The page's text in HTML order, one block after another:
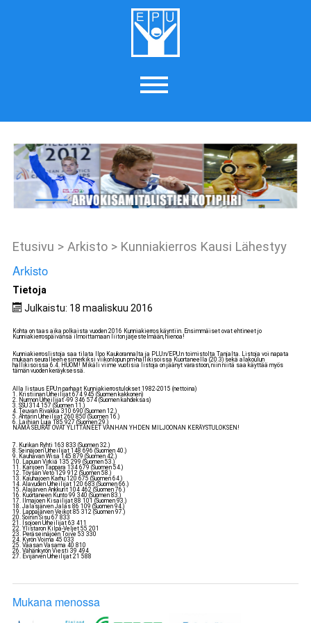
Etusivu > Arkisto > Kunniakierros Kausi Lähestyy
Arkisto
Tietoja
Julkaistu: 18 maaliskuu 2016
Kohta on taas aika polkaista vuoden 2016 Kunniakierros käyntiin. Ensimmäiset ovat ehtineet jo
Kunniakierrospäivänsä ilmoittamaan liiton järjestelmään, hienoa!
Kunniakierroslistoja saa tilata Ilpo Kaukorannalta ja PLU:n/EPU:n toimistolta Tanjalta. Listoja voi napata
mukaan seuralleen esimerkiksi viikonlopun pm-hallikisoissa Kuortaneella (20.3) sekä alakoulun
hallikisoissa 6.4. HUOM! Mikäli viime vuotisia listoja on jäänyt varastoon, niin niitä saa käyttää myös
tämän vuoden keräyksessä.
Alla listaus EPU:n parhaat Kunniakierrostulokset 1982-2015 (nettoina)
1. Kristiinan Urheilijat 674 945 (Suomen kakkonen)
2. Nurmon Urheilijat -99 346 574 (Suomen kahdeksas)
3. SSU 314 157 (Suomen 11.)
4. Teuvan Rivakka 310 690 (Suomen 12.)
5. Ähtärin Urheilijat 260 850 (Suomen 16.)
6. Laihian Luja 185 927 (Suomen 29.)
NÄMÄ SEURAT OVAT YLITTÄNEET VANHAN YHDEN MILJOONAN KERÄYSTULOKSEN!
7. Kurikan Ryhti 163 833 (Suomen 32.)
8. Seinäjoen Urheilijat 148 696 (Suomen 40.)
9. Kauhavan Wisa 145 879 (Suomen 42.)
10. Lapuan Virkiä 135 299 (Suomen 53.)
11. Karijoen Tappara 134 679 (Suomen 54.)
12. Töysän Veto 129 912 (Suomen 58.)
13. Kauhajoen Karhu 120 675 (Suomen 64.)
14. Alavuden Urheilijat 120 683 (Suomen 66.)
15. Alajärven Ankkurit 104 462 (Suomen 76.)
16. Kuortaneen Kunto 99 340 (Suomen 83.)
17. Ilmajoen Kisailijat 88 101 (Suomen 93.)
18. Jalasjärven Jalas 86 109 (Suomen 94.)
19. Lappajärven Veikot 85 312 (Suomen 97.)
20. Soinin Sisu 67 833
21. Isojoen Urheilijat 63 411
22. Ylistaron Kilpa-Veljet 55 201
23. Peräseinäjoen Toive 53 330
24. Kyrön Voima 45 033
25. Vaasan Vasama 40 810
26. Vähänkyrön Viesti 39 494
27. Evijärven Urheilijat 21 588
Mukana menossa